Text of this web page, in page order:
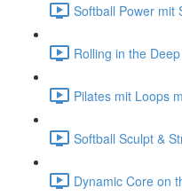
Softball Power mit
Rolling in the
Pilates mit Loops
Softball Sculpt &
Dynamic Core on